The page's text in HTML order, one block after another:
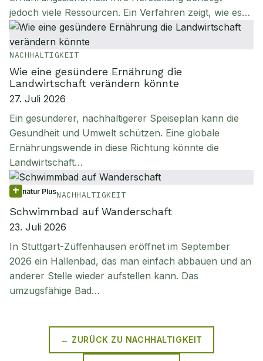
jedoch viele Ressourcen. Ein Verfahren zeigt, wie es…
NACHHALTIGKEIT
Wie eine gesündere Ernährung die
Landwirtschaft verändern könnte
27. Juli 2026
Ein gesünderer, nachhaltigerer Speiseplan kann die
Gesundheit und Umwelt schützen. Eine globale
Ernährungswende in diese Richtung könnte die
Landwirtschaft…
natur PlusNACHHALTIGKEIT
Schwimmbad auf Wanderschaft
23. Juli 2026
In Stuttgart-Zuffenhausen eröffnet im September
2026 ein Hallenbad, das man einfach abbauen und an
anderer Stelle wieder aufstellen kann. Das
umzugsfähige Bad…
← ZURÜCK ZU NACHHALTIGKEIT